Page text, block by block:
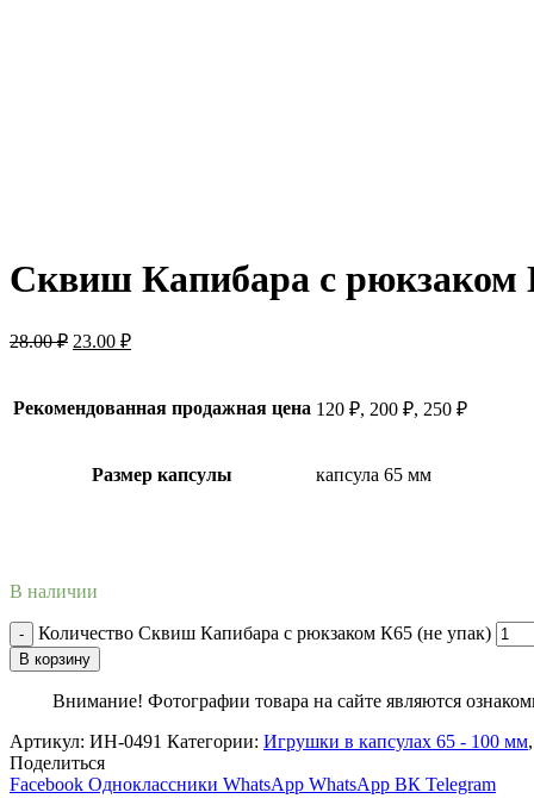
Сквиш Капибара с рюкзаком
28.00₽ 23.00 ₽
Рекомендованная продажная цена 120 ₽, 200 ₽, 250 ₽
Размер капсулы капсула 65 мм
В наличии
Количество Сквиш Капибара с рюкзаком К65 (не упак)
В корзину
Внимание! Фотографии товара на сайте являются
Артикул: ИН-0491 Категории: Игрушки в капсулах 65 - 100 мм,
Поделиться
Facebook Одноклассники WhatsApp WhatsApp ВК Telegram